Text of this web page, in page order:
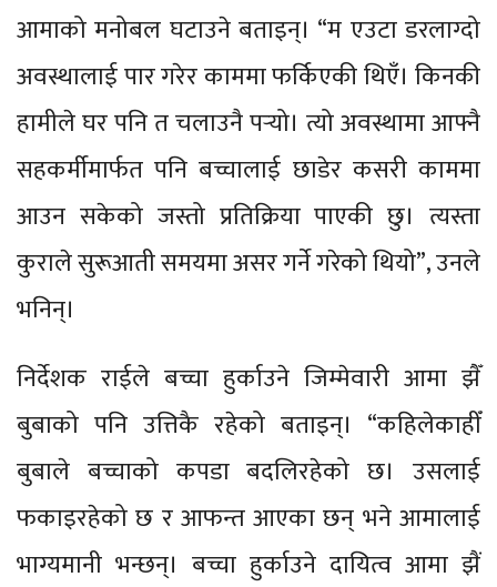
आमाको मनोबल घटाउने बताइन्। “म एउटा डरलाग्दो
अवस्थालाई पार गरेर काममा फर्किएकी थिएँ। किनकी
हामीले घर पनि त चलाउनै पर्‍यो। त्यो अवस्थामा आफ्नै
सहकर्मीमार्फत पनि बच्चालाई छाडेर कसरी काममा
आउन सकेको जस्तो प्रतिक्रिया पाएकी छु। त्यस्ता
कुराले सुरूआती समयमा असर गर्ने गरेको थियो”, उनले
भनिन्।
निर्देशक राईले बच्चा हुर्काउने जिम्मेवारी आमा झैँ
बुबाको पनि उत्तिकै रहेको बताइन्। “कहिलेकाहीँ
बुबाले बच्चाको कपडा बदलिरहेको छ। उसलाई
फकाइरहेको छ र आफन्त आएका छन् भने आमालाई
भाग्यमानी भन्छन्। बच्चा हुर्काउने दायित्व आमा झैं